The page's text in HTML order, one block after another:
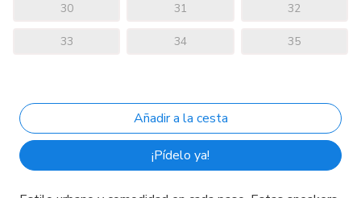
30 31 32
33 34 35
¡Pídelo ya!